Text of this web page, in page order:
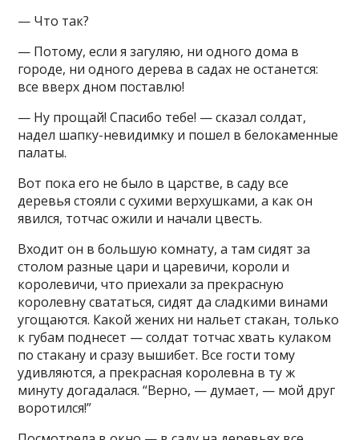
— Что так?
— Потому, если я загуляю, ни одного дома в
городе, ни одного дерева в садах не останется:
все вверх дном поставлю!
— Ну прощай! Спасибо тебе! — сказал солдат,
надел шапку-невидимку и пошел в белокаменные
палаты.
Вот пока его не было в царстве, в саду все
деревья стояли с сухими верхушками, а как он
явился, тотчас ожили и начали цвесть.
Входит он в большую комнату, а там сидят за
столом разные цари и царевичи, короли и
королевичи, что приехали за прекрасную
королевну свататься, сидят да сладкими винами
угощаются. Какой жених ни нальет стакан, только
к губам поднесет — солдат тотчас хвать кулаком
по стакану и сразу вышибет. Все гости тому
удивляются, а прекрасная королевна в ту ж
минуту догадалася. “Верно, — думает, — мой друг
воротился!”